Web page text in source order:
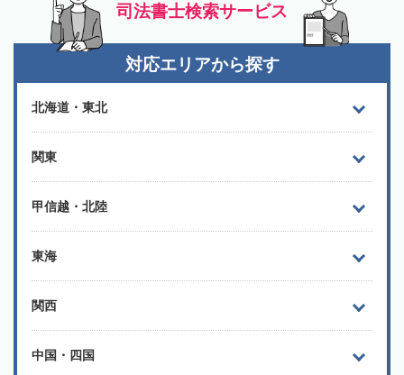
司法書士検索サービス
対応エリアから探す
北海道・東北
関東
甲信越・北陸
東海
関西
中国・四国